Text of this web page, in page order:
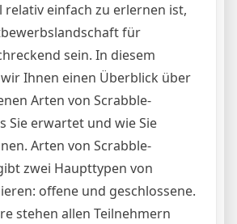
relativ einfach zu erlernen ist,
für
sein. In diesem
Ihnen einen Überblick über
Arten von Scrabble-
Sie erwartet und wie Sie
Arten von Scrabble-
zwei Haupttypen von
offene und geschlossene.
stehen allen Teilnehmern